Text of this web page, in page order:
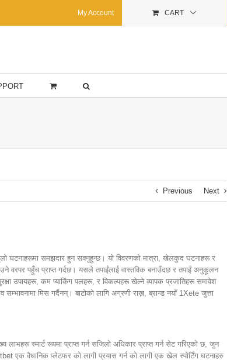
My Account CART
Previous Next
घटनाहरूमा समझदार हुन सक्नुहुन्छ। यो विवरणको मात्रा, खेलकुद घटनाहरू र
वरपर पहुँच प्राप्त गर्दछ। यसले तपाईंलाई वास्तविक बनाउँदछ र तपाईं अनुकूलन
उपायहरू, कम प्याकिंग पलहरू, र विकल्पहरू खेल्ने व्यापक प्रजातिहरू समावेश
मिस गर्दैनन्। बाटोको लागि अग्रणी राख्न, ब्रान्ड नयाँ 1Xete जुत्ता
स्मार्ट रूपमा प्राप्त गर्न सजिलो अधिकार प्राप्त गर्न सेट गरिएको छ, जुन
एक वैधानिक प्लेटफर को लागी प्रयास गर्न को लागी एक खेल स्पोर्टिंग घटनाहरु